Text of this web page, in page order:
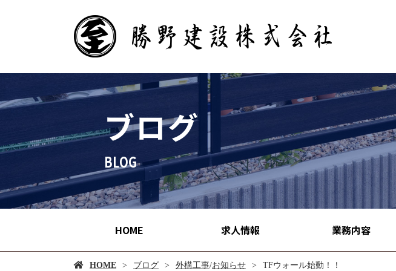
ブログ
HOME 求人情報 業務内容
HOME ブログ 外構工事/お知らせ TFウォール始動！！